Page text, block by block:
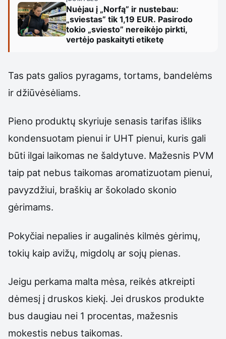
Nuėjau į „Norfą” ir nustebau:
„sviestas” tik 1,19 EUR. Pasirodo
tokio „sviesto” nereikėjo pirkti,
vertėjo paskaityti etiketę
Tas pats galios pyragams, tortams, bandelėms
ir džiūvėsėliams.
Pieno produktų skyriuje senasis tarifas išliks
kondensuotam pienui ir UHT pienui, kuris gali
būti ilgai laikomas ne šaldytuve. Mažesnis PVM
taip pat nebus taikomas aromatizuotam pienui,
pavyzdžiui, braškių ar šokolado skonio
gėrimams.
Pokyčiai nepalies ir augalinės kilmės gėrimų,
tokių kaip avižų, migdolų ar sojų pienas.
Jeigu perkama malta mėsa, reikės atkreipti
dėmesį į druskos kiekį. Jei druskos produkte
bus daugiau nei 1 procentas, mažesnis
mokestis nebus taikomas.